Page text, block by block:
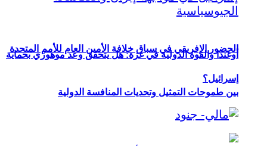
الحضور الإفريقي في سباق خلافة الأمين العام للأمم المتحدة
بين طموحات التمثيل وتحديات المنافسة الدولية
أوغندا والقوة الدولية في غزة: هل يتحقق وعد موهوزي بحماية
إسرائيل؟